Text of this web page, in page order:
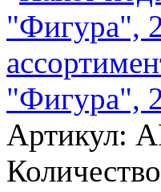
"Фигура",
Артикул: